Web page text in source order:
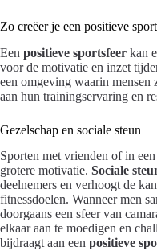
Zo creëer je een positieve
Een positieve sportsfeer kan
voor de motivatie en inzet
een omgeving waarin
aan hun trainingservaring en
Gezelschap en sociale steun
Sporten met vrienden of in
grotere motivatie. Sociale
deelnemers en verhoogt de
fitnessdoelen. Wanneer men
doorgaans een sfeer van
elkaar aan te moedigen en
bijdraagt aan een positieve